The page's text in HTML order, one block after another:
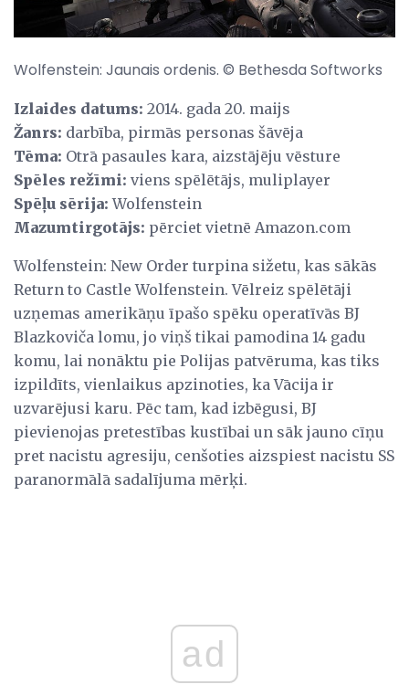
Wolfenstein: Jaunais ordenis. © Bethesda Softworks
Izlaides datums: 2014. gada 20. maijs
Žanrs: darbība, pirmās personas šāvēja
Tēma: Otrā pasaules kara, aizstājēju vēsture
Spēles režīmi: viens spēlētājs, muliplayer
Spēļu sērija: Wolfenstein
Mazumtirgotājs: pērciet vietnē Amazon.com
Wolfenstein: New Order turpina sižetu, kas sākās
Return to Castle Wolfenstein. Vēlreiz spēlētāji
uzņemas amerikāņu īpašo spēku operatīvās BJ
Blazkoviča lomu, jo viņš tikai pamodina 14 gadu
komu, lai nonāktu pie Polijas patvēruma, kas tiks
izpildīts, vienlaikus apzinoties, ka Vācija ir
uzvarējusi karu. Pēc tam, kad izbēgusi, BJ
pievienojas pretestības kustībai un sāk jauno cīņu
pret nacistu agresiju, cenšoties aizspiest nacistu SS
paranormālā sadalījuma mērķi.
ad